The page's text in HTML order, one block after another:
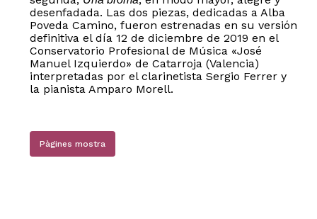
No hay productos en el carrito.
desenfadada. Las dos piezas, dedicadas a Alba
Poveda Camino, fueron estrenadas en su versión
definitiva el día 12 de diciembre de 2019 en el
Conservatorio Profesional de Música «José
Manuel Izquierdo» de Catarroja (Valencia)
interpretadas por el clarinetista Sergio Ferrer y
la pianista Amparo Morell.
Pàgines mostra